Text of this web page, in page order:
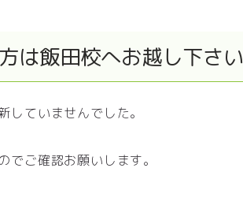
は飯田校へお越し下さい
ていませんでした。
でご確認お願いします。